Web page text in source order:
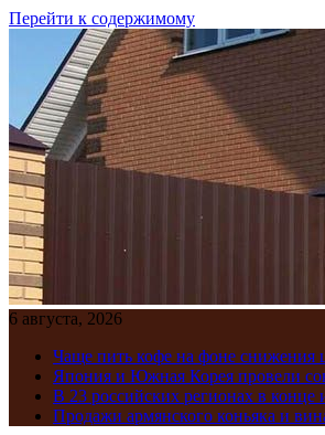
Перейти к содержимому
6 августа, 2026
Чаще пить кофе на фоне снижения
Япония и Южная Корея провели
В 23 российских регионах в
Продажи армянского коньяка и